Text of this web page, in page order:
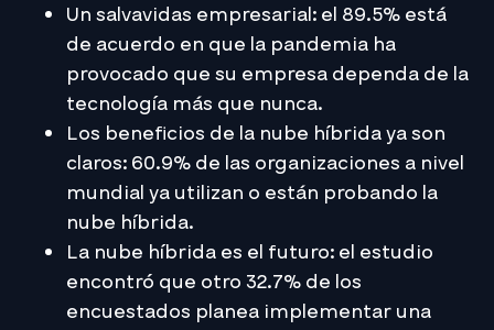
Un salvavidas empresarial: el 89.5% está
de acuerdo en que la pandemia ha
provocado que su empresa dependa de la
tecnología más que nunca.
Los beneficios de la nube híbrida ya son
claros: 60.9% de las organizaciones a nivel
mundial ya utilizan o están probando la
nube híbrida.
La nube híbrida es el futuro: el estudio
encontró que otro 32.7% de los
encuestados planea implementar una